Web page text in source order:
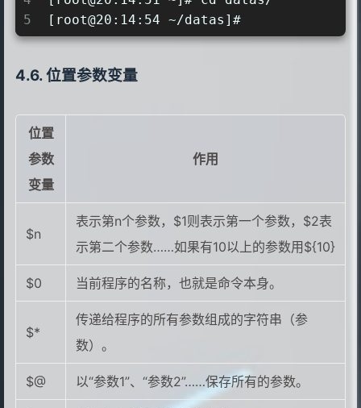
5
[root@20:14:54 ~/datas]#
位置参数变量
位置
参数
变量
作用
$n
表示第n个参数，$1则表示第一个参数，$2表
示第二个参数……如果有10以上的参数用${10}
$0 当前程序的名称，也就是命令本身。
$*
传递给程序的所有参数组成的字符串（参
数）。
$@ 以“参数1”、“参数2”……保存所有的参数。